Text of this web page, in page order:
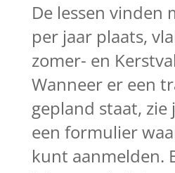
De lessen vinden
per jaar plaats,
zomer- en
Wanneer er een
gepland staat,
een formulier
kunt aanmelden.